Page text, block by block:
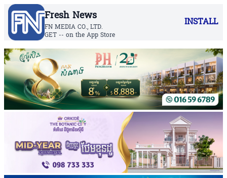
Fresh News
FN MEDIA CO., LTD.
GET -- on the App Store
INSTALL